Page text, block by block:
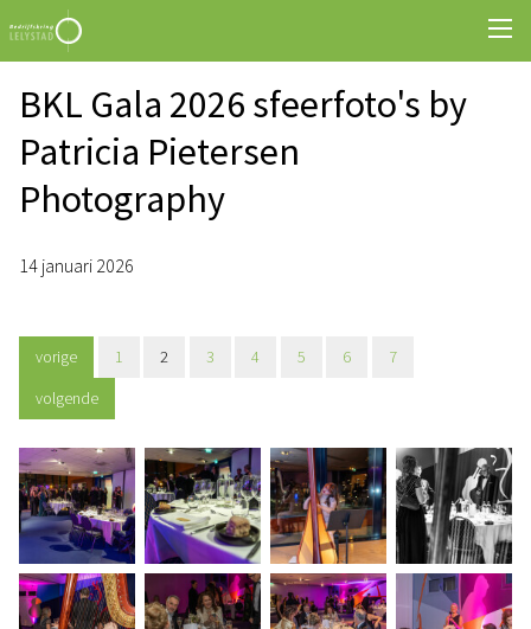
BKL Gala 2026 sfeerfoto's by
Patricia Pietersen
Photography
14 januari 2026
vorige 1 2 3 4 5 6
7
volgende